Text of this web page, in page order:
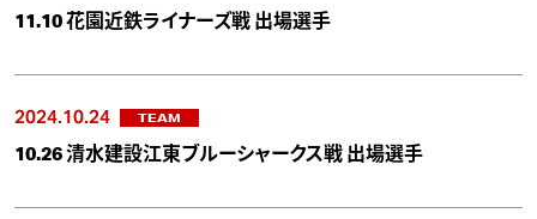
11.10 花園近鉄ライナーズ戦 出場選手
2024.10.24 TEAM
10.26 清水建設江東ブルーシャークス戦 出場選手